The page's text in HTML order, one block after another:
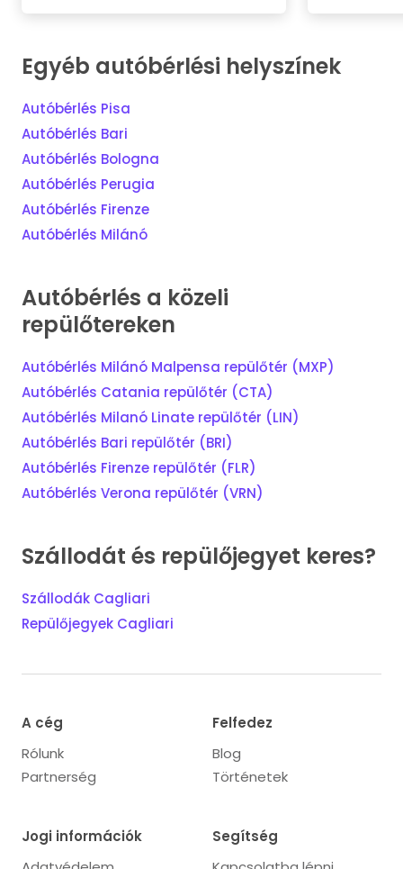
Egyéb autóbérlési helyszínek
Autóbérlés Pisa
Autóbérlés Bari
Autóbérlés Bologna
Autóbérlés Perugia
Autóbérlés Firenze
Autóbérlés Milánó
Autóbérlés a közeli
repülőtereken
Autóbérlés Milánó Malpensa repülőtér (MXP)
Autóbérlés Catania repülőtér (CTA)
Autóbérlés Milanó Linate repülőtér (LIN)
Autóbérlés Bari repülőtér (BRI)
Autóbérlés Firenze repülőtér (FLR)
Autóbérlés Verona repülőtér (VRN)
Szállodát és repülőjegyet keres?
Szállodák Cagliari
Repülőjegyek Cagliari
A cég
Rólunk
Partnerség
Felfedez
Blog
Történetek
Jogi információk
Segítség